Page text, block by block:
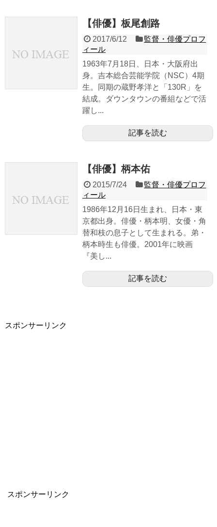
【俳優】板尾創路
2017/6/12
監督・俳優プロフ
ィール
1963年7月18日、日本・大阪府出
身。吉本総合芸能学院（NSC）4期
生。同期の蔵野孝洋と「130R」を
結成。ダウンタウンの番組などで活
躍し...
記事を読む
【俳優】柄本佑
2015/7/24
監督・俳優プロフ
ィール
1986年12月16日生まれ、日本・東
京都出身。俳優・柄本明、女優・角
替和枝の息子として生まれる。弟・
柄本時生も俳優。2001年に映画
『美し...
記事を読む
スポンサーリンク
スポンサーリンク